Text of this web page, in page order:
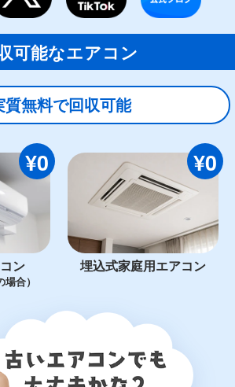
可能なエアコン
質無料で回収可能
¥0
ン
合）
¥0
埋込式家庭用エアコン